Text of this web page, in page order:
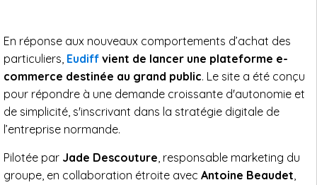
En réponse aux nouveaux comportements d’achat des
particuliers, Eudiff vient de lancer une plateforme e-
commerce destinée au grand public. Le site a été conçu
pour répondre à une demande croissante d'autonomie et
de simplicité, s'inscrivant dans la stratégie digitale de
l’entreprise normande.
Pilotée par Jade Descouture, responsable marketing du
groupe, en collaboration étroite avec Antoine Beaudet,